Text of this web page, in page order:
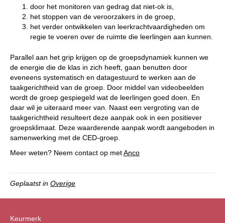
door het monitoren van gedrag dat niet-ok is,
het stoppen van de veroorzakers in de groep,
het verder ontwikkelen van leerkrachtvaardigheden om
regie te voeren over de ruimte die leerlingen aan kunnen.
Parallel aan het grip krijgen op de groepsdynamiek kunnen we
de energie die de klas in zich heeft, gaan benutten door
eveneens systematisch en datagestuurd te werken aan de
taakgerichtheid van de groep. Door middel van videobeelden
wordt de groep gespiegeld wat de leerlingen goed doen. En
daar wil je uiteraard meer van. Naast een vergroting van de
taakgerichtheid resulteert deze aanpak ook in een positiever
groepsklimaat. Deze waarderende aanpak wordt aangeboden in
samenwerking met de CED-groep.
Meer weten? Neem contact op metAnco
Geplaatst in Overige
Keurmerk